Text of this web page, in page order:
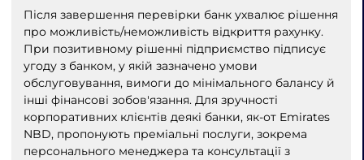
Після завершення перевірки банк ухвалює рішення
про можливість/неможливість відкриття рахунку.
При позитивному рішенні підприємство підписує
угоду з банком, у якій зазначено умови
обслуговування, вимоги до мінімального балансу й
інші фінансові зобов'язання. Для зручності
корпоративних клієнтів деякі банки, як-от Emirates
NBD, пропонують преміальні послуги, зокрема
персонального менеджера та консультації з